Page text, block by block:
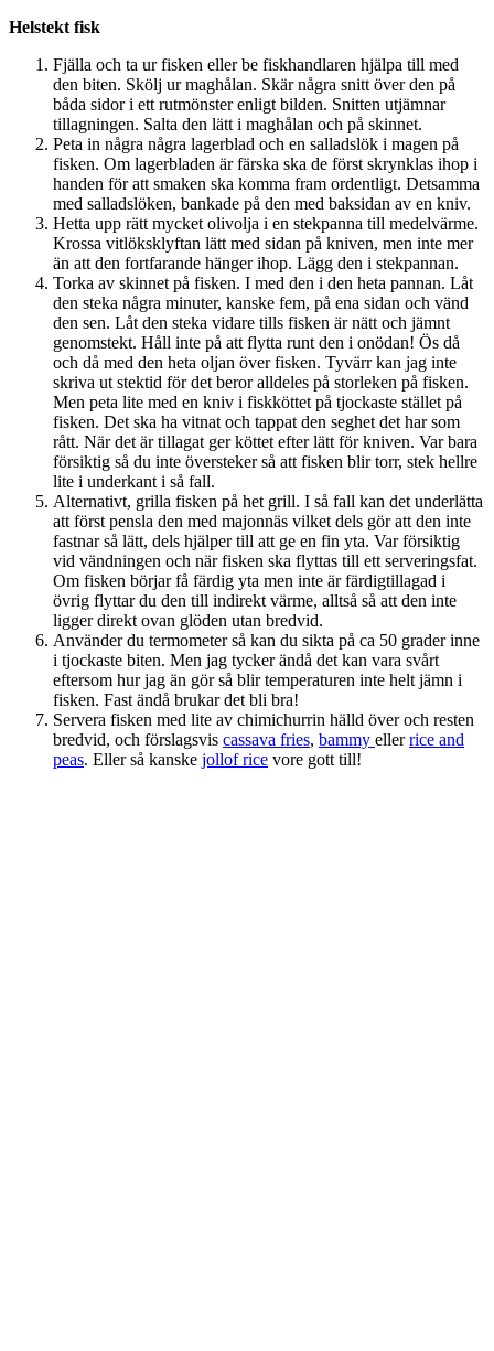
Helstekt fisk
Fjälla och ta ur fisken eller be fiskhandlaren hjälpa till med
den biten. Skölj ur maghålan. Skär några snitt över den på
båda sidor i ett rutmönster enligt bilden. Snitten utjämnar
tillagningen. Salta den lätt i maghålan och på skinnet.
Peta in några några lagerblad och en salladslök i magen på
fisken. Om lagerbladen är färska ska de först skrynklas ihop i
handen för att smaken ska komma fram ordentligt. Detsamma
med salladslöken, bankade på den med baksidan av en kniv.
Hetta upp rätt mycket olivolja i en stekpanna till medelvärme.
Krossa vitlöksklyftan lätt med sidan på kniven, men inte mer
än att den fortfarande hänger ihop. Lägg den i stekpannan.
Torka av skinnet på fisken. I med den i den heta pannan. Låt
den steka några minuter, kanske fem, på ena sidan och vänd
den sen. Låt den steka vidare tills fisken är nätt och jämnt
genomstekt. Håll inte på att flytta runt den i onödan! Ös då
och då med den heta oljan över fisken. Tyvärr kan jag inte
skriva ut stektid för det beror alldeles på storleken på fisken.
Men peta lite med en kniv i fiskköttet på tjockaste stället på
fisken. Det ska ha vitnat och tappat den seghet det har som
rått. När det är tillagat ger köttet efter lätt för kniven. Var bara
försiktig så du inte översteker så att fisken blir torr, stek hellre
lite i underkant i så fall.
Alternativt, grilla fisken på het grill. I så fall kan det underlätta
att först pensla den med majonnäs vilket dels gör att den inte
fastnar så lätt, dels hjälper till att ge en fin yta. Var försiktig
vid vändningen och när fisken ska flyttas till ett serveringsfat.
Om fisken börjar få färdig yta men inte är färdigtillagad i
övrig flyttar du den till indirekt värme, alltså så att den inte
ligger direkt ovan glöden utan bredvid.
Använder du termometer så kan du sikta på ca 50 grader inne
i tjockaste biten. Men jag tycker ändå det kan vara svårt
eftersom hur jag än gör så blir temperaturen inte helt jämn i
fisken. Fast ändå brukar det bli bra!
Servera fisken med lite av chimichurrin hälld över och resten
bredvid, och förslagsvis cassava fries, bammy ellerrice and
peas. Eller så kanske jollof rice vore gott till!